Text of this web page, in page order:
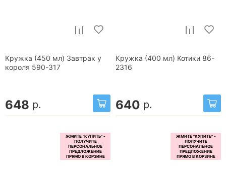
Кружка (450 мл) Завтрак у
короля 590-317
648 р.
Кружка (400 мл) Котики 86-
2316
640 р.